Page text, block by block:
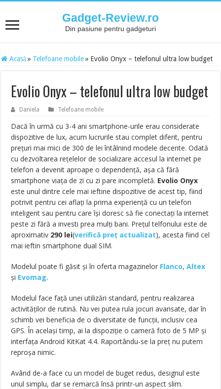
Gadget-Review.ro
Din pasiune pentru gadgeturi
Acasă » Telefoane mobile » Evolio Onyx – telefonul ultra low budget
Evolio Onyx – telefonul ultra low budget
Daniela Telefoane mobile
Dacă în urmă cu 3-4 ani smartphone-urile erau considerate
dispozitive de lux, acum lucrurile stau complet diferit, pentru
prețuri mai mici de 300 de lei întâlnind modele decente. Odată
cu dezvoltarea rețelelor de socializare accesul la internet pe
telefon a devenit aproape o dependență, așa că fără
smartphone viața de zi cu zi pare incompletă. Evolio Onyx
este unul dintre cele mai ieftine dispozitive de acest tip, fiind
potrivit pentru cei aflați la prima experiență cu un telefon
inteligent sau pentru care își doresc să fie conectați la internet
peste zi fără a investi prea mulți bani. Prețul telfonului este de
aproximativ 290 lei(verifică preț actualizat), acesta fiind cel
mai ieftin smartphone dual SIM.
Modelul poate fi găsit și în oferta magazinelor Flanco,Altex
și Evomag.
Modelul face față unei utilizări standard, pentru realizarea
activităților de rutină. Nu vei putea rula jocuri avansate, dar în
schimb vei beneficia de o diversitate de funcții, inclusiv cea
GPS. În același timp, ai la dispoziție o cameră foto de 5 MP și
interfața Android KitKat 4.4. Raportându-se la preț nu putem
reproșa nimic.
Având de-a face cu un model de buget redus, designul este
unul simplu, dar se remarcă însă printr-un aspect slim.